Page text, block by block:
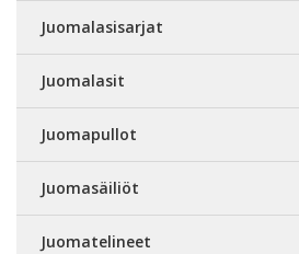
Juomalasisarjat
Juomalasit
Juomapullot
Juomasäiliöt
Juomatelineet